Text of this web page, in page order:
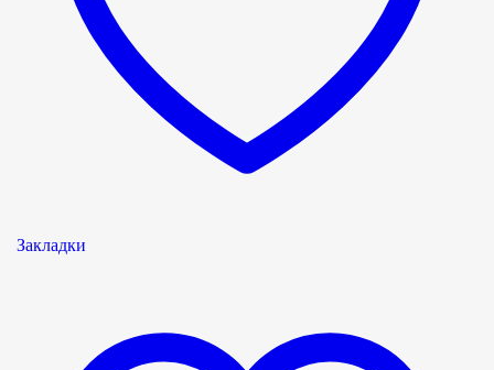
Закладки